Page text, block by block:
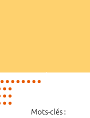
Mots-clés :